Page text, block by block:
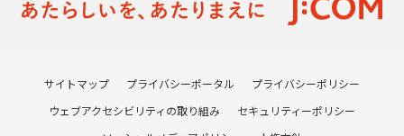
サイトマップ プライバシーポータル
プライバシーポリシー
ウェブアクセシビリティの取り組み
セキュリティーポリシー